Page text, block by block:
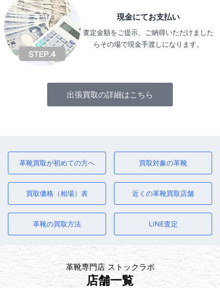
現金にてお支払い
査定金額をご提示、ご納得いただけました
らその場で現金手渡しになります。
出張買取の詳細はこちら
革靴買取が初めての方へ 買取対象の革靴
買取価格（相場）表 近くの革靴買取店舗
革靴の買取方法 LINE査定
革靴専門店 ストックラボ
店舗一覧